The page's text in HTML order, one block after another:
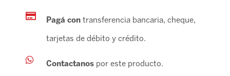
Pagá contransferencia bancaria, cheque,
tarjetas de débito y crédito.
Contactanospor este producto.